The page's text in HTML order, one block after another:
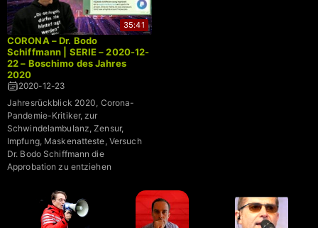
35:41
CORONA – Dr. Bodo
Schiffmann | SERIE – 2020-12-
22 – Boschimo des Jahres
2020
2020-12-23
Jahresrückblick 2020, Corona-
Pandemie-Kritiker, zur
Schwindelambulanz, Zensur,
Impfung, Maskenatteste, Versuch
Dr. Bodo Schiffmann die
Approbation zu entziehen